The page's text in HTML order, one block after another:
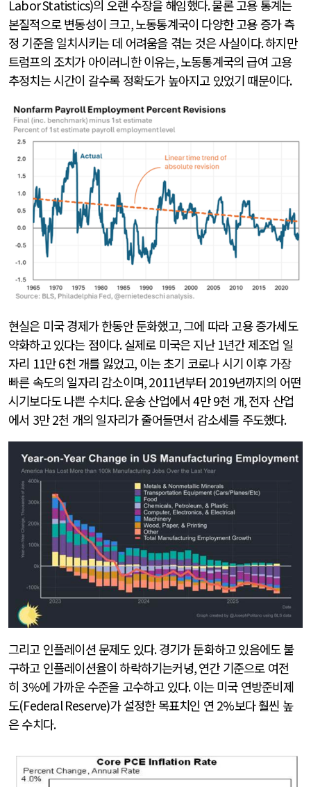
Labor Statistics)의 오랜 수장을 해임했다.물론 고용 통계는
본질적으로 변동성이 크고,노동통계국이 다양한 고용 증가 측
정 기준을 일치시키는 데 어려움을 겪는 것은 사실이다.하지만
트럼프의 조치가 아이러니한 이유는,노동통계국의 급여 고용
추정치는 시간이 갈수록 정확도가 높아지고 있었기 때문이다.
현실은 미국 경제가 한동안 둔화했고,그에 따라 고용 증가세도
약화하고 있다는 점이다.실제로 미국은 지난 1년간 제조업 일
자리 11만6천 개를 잃었고, 이는 초기 코로나 시기 이후 가장
빠른 속도의 일자리 감소이며, 2011년부터 2019년까지의 어떤
시기보다도 나쁜 수치다.운송 산업에서4만9천 개,전자 산업
에서 3만2천 개의 일자리가 줄어들면서 감소세를 주도했다.
그리고 인플레이션 문제도 있다.경기가 둔화하고 있음에도 불
구하고 인플레이션율이 하락하기는커녕,연간 기준으로 여전
히 3%에 가까운 수준을 고수하고 있다.이는 미국 연방준비제
도(Federal Reserve)가 설정한 목표치인 연 2%보다 훨씬 높
은 수치다.